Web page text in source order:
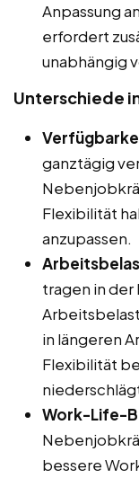
Anpassung
erfordert
unabhängig
Unterschiede
ganztägig
Flexibilität
anzupassen.
tragen in der
in längeren
Flexibilität
Work-Life-
bessere